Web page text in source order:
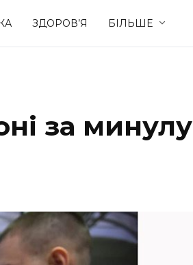
ЗДОРОВ’Я БІЛЬШЕ
Стиль життя
за минулу